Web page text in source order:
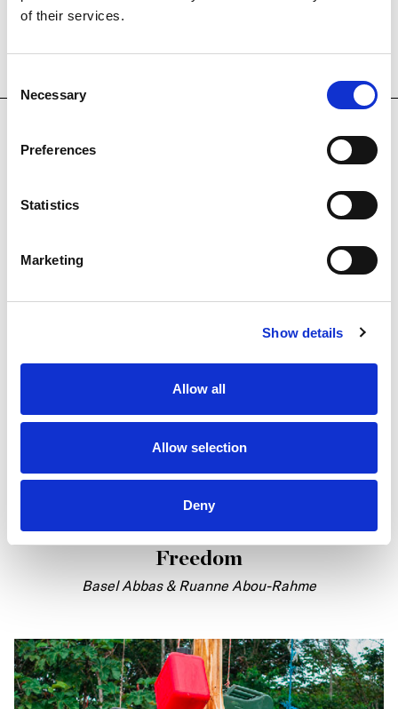
of their services.
Selection
Necessary
Preferences
Statistics
Marketing
Show details
Allow all
Allow selection
Deny
Prisoners of Love: Until the Sun of
Freedom
Basel Abbas & Ruanne Abou-Rahme